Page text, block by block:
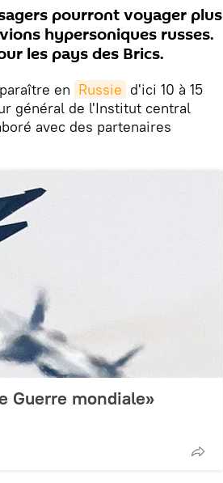
pourront voyager plus
hypersoniques russes.
les pays des Brics.
en Russie d'ici 10 à 15
général de l'Institut central
avec des partenaires
Guerre mondiale»